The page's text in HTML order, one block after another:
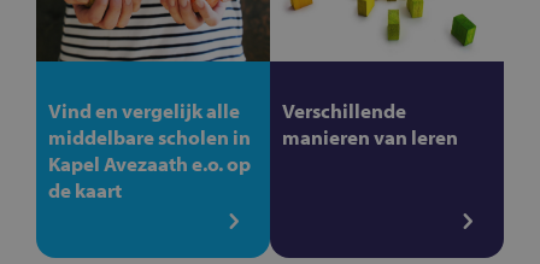
Vind en vergelijk alle
middelbare scholen in
Kapel Avezaath e.o. op
de kaart
Verschillende
manieren van leren